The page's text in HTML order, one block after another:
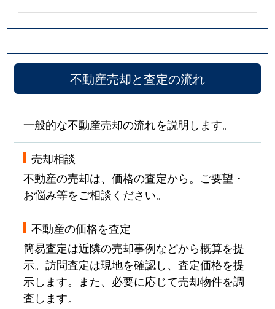
不動産売却と査定の流れ
一般的な不動産売却の流れを説明します。
売却相談
不動産の売却は、価格の査定から。ご要望・
お悩み等をご相談ください。
不動産の価格を査定
簡易査定は近隣の売却事例などから概算を提
示。訪問査定は現地を確認し、査定価格を提
示します。また、必要に応じて売却物件を調
査します。